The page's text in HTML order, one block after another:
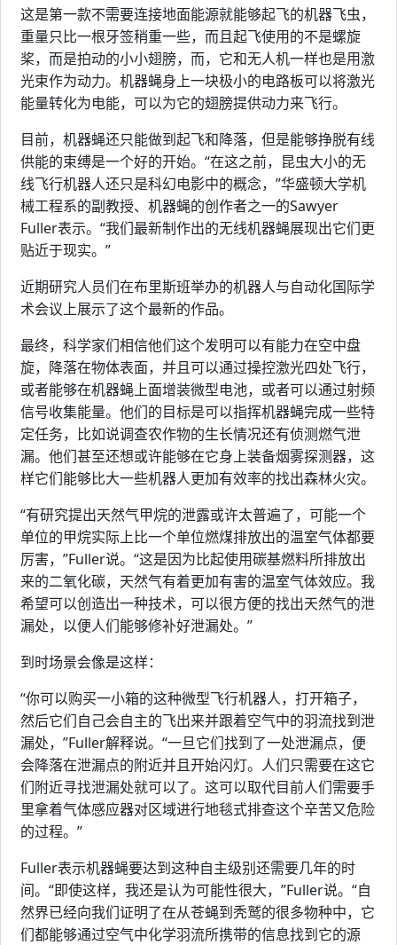
这是第一款不需要连接地面能源就能够起飞的机器飞虫，
重量只比一根牙签稍重一些，而且起飞使用的不是螺旋
桨，而是拍动的小小翅膀，而，它和无人机一样也是用激
光束作为动力。机器蝇身上一块极小的电路板可以将激光
能量转化为电能，可以为它的翅膀提供动力来飞行。
目前，机器蝇还只能做到起飞和降落，但是能够挣脱有线
供能的束缚是一个好的开始。“在这之前，昆虫大小的无
线飞行机器人还只是科幻电影中的概念，”华盛顿大学机
械工程系的副教授、机器蝇的创作者之一的Sawyer
Fuller表示。“我们最新制作出的无线机器蝇展现出它们更
贴近于现实。”
近期研究人员们在布里斯班举办的机器人与自动化国际学
术会议上展示了这个最新的作品。
最终，科学家们相信他们这个发明可以有能力在空中盘
旋，降落在物体表面，并且可以通过操控激光四处飞行，
或者能够在机器蝇上面增装微型电池，或者可以通过射频
信号收集能量。他们的目标是可以指挥机器蝇完成一些特
定任务，比如说调查农作物的生长情况还有侦测燃气泄
漏。他们甚至还想或许能够在它身上装备烟雾探测器，这
样它们能够比大一些机器人更加有效率的找出森林火灾。
“有研究提出天然气甲烷的泄露或许太普遍了，可能一个
单位的甲烷实际上比一个单位燃煤排放出的温室气体都要
厉害，”Fuller说。“这是因为比起使用碳基燃料所排放出
来的二氧化碳，天然气有着更加有害的温室气体效应。我
希望可以创造出一种技术，可以很方便的找出天然气的泄
漏处，以便人们能够修补好泄漏处。”
到时场景会像是这样：
“你可以购买一小箱的这种微型飞行机器人，打开箱子，
然后它们自己会自主的飞出来并跟着空气中的羽流找到泄
漏处，”Fuller解释说。“一旦它们找到了一处泄漏点，便
会降落在泄漏点的附近并且开始闪灯。人们只需要在这它
们附近寻找泄漏处就可以了。这可以取代目前人们需要手
里拿着气体感应器对区域进行地毯式排查这个辛苦又危险
的过程。”
Fuller表示机器蝇要达到这种自主级别还需要几年的时
间。“即使这样，我还是认为可能性很大，”Fuller说。“自
然界已经向我们证明了在从苍蝇到秃鹫的很多物种中，它
们都能够通过空气中化学羽流所携带的信息找到它的源